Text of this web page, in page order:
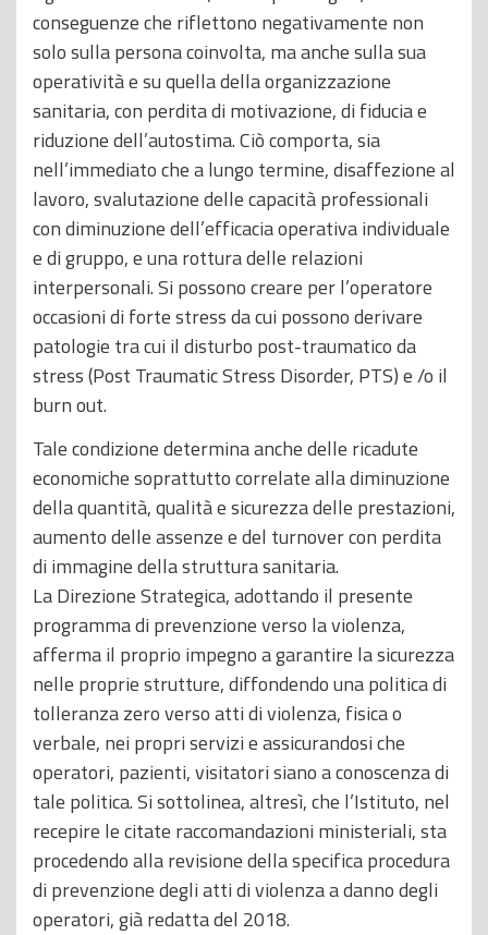
conseguenze che riflettono negativamente non
solo sulla persona coinvolta, ma anche sulla sua
operatività e su quella della organizzazione
sanitaria, con perdita di motivazione, di fiducia e
riduzione dell’autostima. Ciò comporta, sia
nell’immediato che a lungo termine, disaffezione al
lavoro, svalutazione delle capacità professionali
con diminuzione dell’efficacia operativa individuale
e di gruppo, e una rottura delle relazioni
interpersonali. Si possono creare per l’operatore
occasioni di forte stress da cui possono derivare
patologie tra cui il disturbo post-traumatico da
stress (Post Traumatic Stress Disorder, PTS) e /o il
burn out.
Tale condizione determina anche delle ricadute
economiche soprattutto correlate alla diminuzione
della quantità, qualità e sicurezza delle prestazioni,
aumento delle assenze e del turnover con perdita
di immagine della struttura sanitaria.
La Direzione Strategica, adottando il presente
programma di prevenzione verso la violenza,
afferma il proprio impegno a garantire la sicurezza
nelle proprie strutture, diffondendo una politica di
tolleranza zero verso atti di violenza, fisica o
verbale, nei propri servizi e assicurandosi che
operatori, pazienti, visitatori siano a conoscenza di
tale politica. Si sottolinea, altresì, che l’Istituto, nel
recepire le citate raccomandazioni ministeriali, sta
procedendo alla revisione della specifica procedura
di prevenzione degli atti di violenza a danno degli
operatori, già redatta del 2018.